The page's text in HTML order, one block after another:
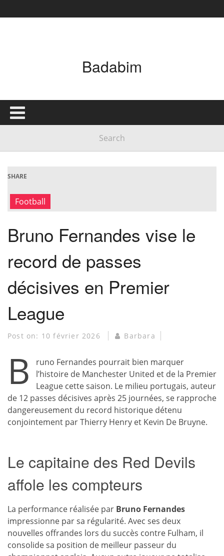
Badabim
SHARE
Football
Bruno Fernandes vise le
record de passes
décisives en Premier
League
Post on: 10 février 2026 Barbara
B
runo Fernandes pourrait bien marquer
l’histoire de Manchester United et de la Premier
League cette saison. Le milieu portugais, auteur
de 12 passes décisives après 25 journées, se rapproche
dangereusement du record historique détenu
conjointement par Thierry Henry et Kevin De Bruyne.
Le capitaine des Red Devils
affole les compteurs
La performance réalisée par Bruno Fernandes
impressionne par sa régularité. Avec ses deux
nouvelles offrandes lors du succès contre Fulham, il
consolide sa position de meilleur passeur du